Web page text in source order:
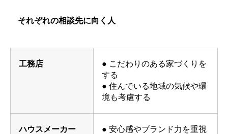
それぞれの相談先に向く人
工務店
● こだわりのある家づくりを
する
● 住んでいる地域の気候や環
境も考慮する
ハウスメーカー
● 安心感やブランド力を重視